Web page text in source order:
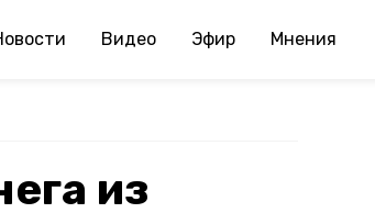
Видео Эфир Мнения
из